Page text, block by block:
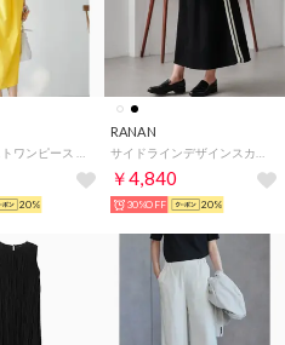
20%
RANAN
￥4,840
30%OFF 20%